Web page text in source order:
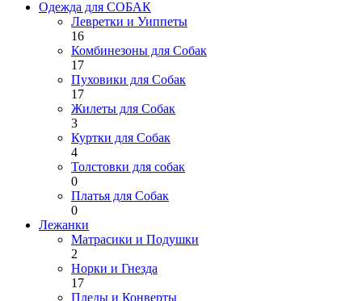
Одежда для СОБАК
Левретки и Уиппеты
16
Комбинезоны для Собак
17
Пуховики для Собак
17
Жилеты для Собак
3
Куртки для Собак
4
Толстовки для собак
0
Платья для Собак
0
Лежанки
Матрасики и Подушки
2
Норки и Гнезда
17
Пледы и Конверты